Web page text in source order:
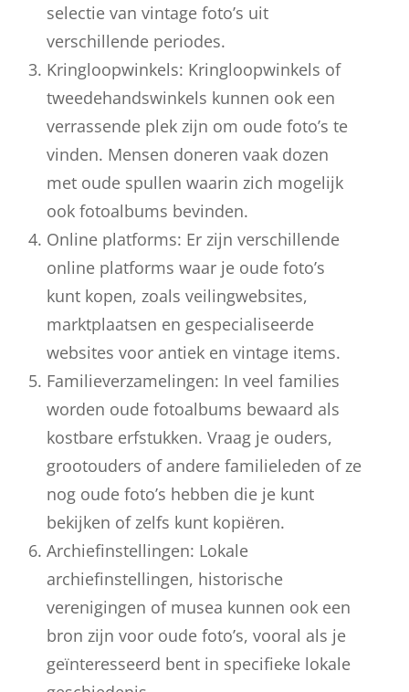
selectie van vintage foto’s uit
verschillende periodes.
Kringloopwinkels: Kringloopwinkels of
tweedehandswinkels kunnen ook een
verrassende plek zijn om oude foto’s te
vinden. Mensen doneren vaak dozen
met oude spullen waarin zich mogelijk
ook fotoalbums bevinden.
Online platforms: Er zijn verschillende
online platforms waar je oude foto’s
kunt kopen, zoals veilingwebsites,
marktplaatsen en gespecialiseerde
websites voor antiek en vintage items.
Familieverzamelingen: In veel families
worden oude fotoalbums bewaard als
kostbare erfstukken. Vraag je ouders,
grootouders of andere familieleden of ze
nog oude foto’s hebben die je kunt
bekijken of zelfs kunt kopiëren.
Archiefinstellingen: Lokale
archiefinstellingen, historische
verenigingen of musea kunnen ook een
bron zijn voor oude foto’s, vooral als je
geïnteresseerd bent in specifieke lokale